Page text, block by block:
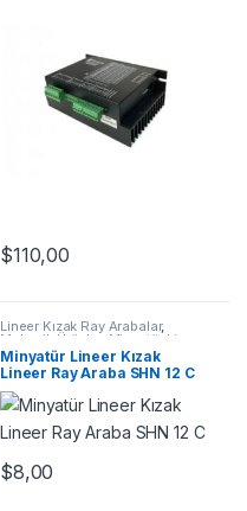
$110,00
Lineer Kızak Ray Arabalar,
Mekanik Ürünler Minyatür Lineer
Ray Araba SHN C Serisi
Minyatür Lineer Kızak
Lineer Ray Araba SHN 12 C
$8,00